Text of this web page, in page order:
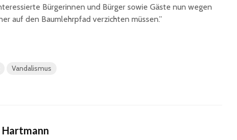
Bürgerinnen und Bürger sowie Gäste nun wegen
auf den Baumlehrpfad verzichten müssen.”
Vandalismus
feiert